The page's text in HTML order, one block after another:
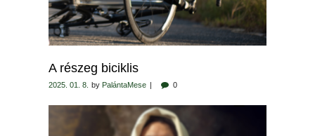
A részeg biciklis
2025. 01. 8. by PalántaMese 0